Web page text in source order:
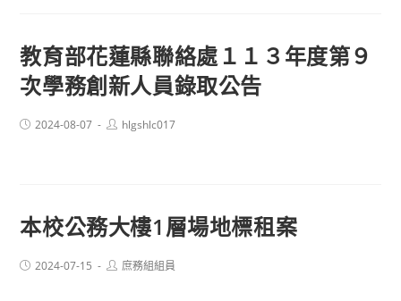
教育部花蓮縣聯絡處１１３年度第９
次學務創新人員錄取公告
Post2024-08-07
Posthlgshlc017
本校公務大樓1層場地標租案
Post2024-07-15
Post庶務組組員